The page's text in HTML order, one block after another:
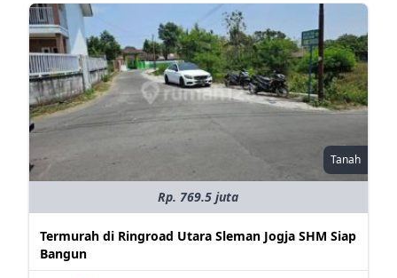
Tanah
Rp. 769.5 juta
Termurah di Ringroad Utara Sleman Jogja SHM Siap
Bangun